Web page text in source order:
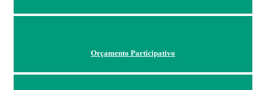
Orçamento Participativo